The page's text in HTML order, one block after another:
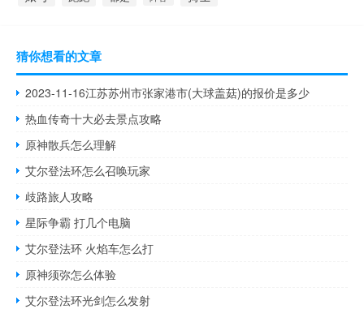
猜你想看的文章
2023-11-16江苏苏州市张家港市(大球盖菇)的报价是多少
热血传奇十大必去景点攻略
原神散兵怎么理解
艾尔登法环怎么召唤玩家
歧路旅人攻略
星际争霸 打几个电脑
艾尔登法环 火焰车怎么打
原神须弥怎么体验
艾尔登法环光剑怎么发射